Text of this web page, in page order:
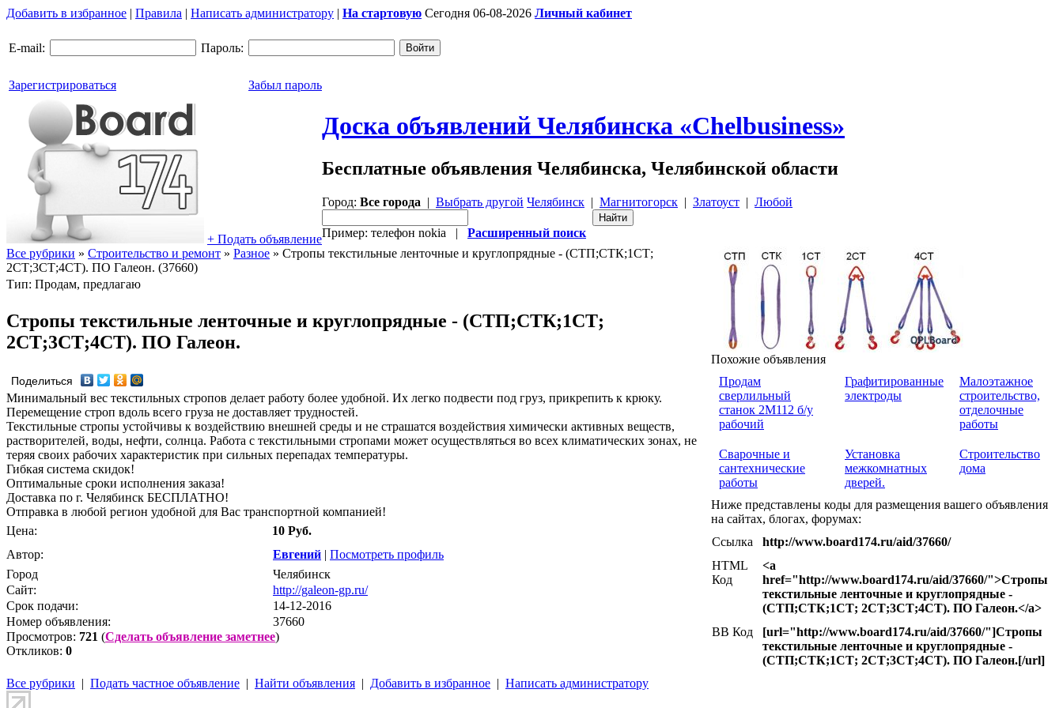
Добавить в избранное | Правила | Написать администратору | На стартовую Сегодня 06-08-2026 Личный кабинет
E-mail: Пароль:
Зарегистрироваться Забыл пароль
+ Подать объявление
Доска объявлений Челябинска «Chelbusiness»
Бесплатные объявления Челябинска, Челябинской области
Город: Все города | Выбрать другой Челябинск | Магнитогорск | Златоуст | Любой
Пример: телефон nokia | Расширенный поиск
Все рубрики » Строительство и ремонт » Разное » Стропы текстильные ленточные и круглопрядные - (СТП;СТК;1СТ;
2СТ;3СТ;4СТ). ПО Галеон. (37660)
Тип: Продам, предлагаю
Стропы текстильные ленточные и круглопрядные - (СТП;СТК;1СТ;
2СТ;3СТ;4СТ). ПО Галеон.
Поделиться
Минимальный вес текстильных стропов делает работу более удобной. Их легко подвести под груз, прикрепить к крюку.
Перемещение строп вдоль всего груза не доставляет трудностей.
Текстильные стропы устойчивы к воздействию внешней среды и не страшатся воздействия химически активных веществ,
растворителей, воды, нефти, солнца. Работа с текстильными стропами может осуществляться во всех климатических зонах, не
теряя своих рабочих характеристик при сильных перепадах температуры.
Гибкая система скидок!
Оптимальные сроки исполнения заказа!
Доставка по г. Челябинск БЕСПЛАТНО!
Отправка в любой регион удобной для Вас транспортной компанией!
Цена:
10 Руб.
Автор:
Евгений | Посмотреть профиль
Город
Челябинск
Сайт:
http://galeon-gp.ru/
Срок подачи:
14-12-2016
Номер объявления:
37660
Просмотров: 721 (Сделать объявление заметнее)
Откликов: 0
Похожие объявления
Продам
сверлильный
станок 2М112 б/у
рабочий
Графитированные
электроды
Малоэтажное
строительство,
отделочные
работы
Cварочные и
сантехнические
работы
Установка
межкомнатных
дверей.
Строительство
дома
Ниже представлены коды для размещения вашего объявления
на сайтах, блогах, форумах:
Ссылка
http://www.board174.ru/aid/37660/
HTML
Код
<a
href="http://www.board174.ru/aid/37660/">Стропы
текстильные ленточные и круглопрядные -
(СТП;СТК;1СТ; 2СТ;3СТ;4СТ). ПО Галеон.</a>
BB Код
[url="http://www.board174.ru/aid/37660/"]Стропы
текстильные ленточные и круглопрядные -
(СТП;СТК;1СТ; 2СТ;3СТ;4СТ). ПО Галеон.[/url]
Все рубрики | Подать частное объявление | Найти объявления | Добавить в избранное | Написать администратору